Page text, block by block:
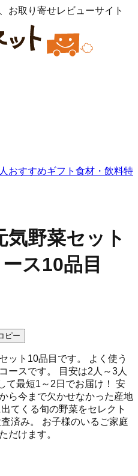
お取り寄せレビューサイト
おすすめギフト 食材・飲料特
気野菜セット
ス10品目
ピー
ット10品目です。 よく使う
ースです。 目安は2人～3人
て最短1～2日でお届け！ 安
ら今まで欠かせなかった産地
てくる旬の野菜をセレクト
済み。 お子様のいるご家庭
だけます。